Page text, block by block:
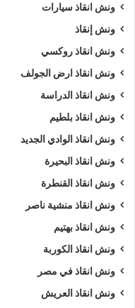
ونش انقاذ سيارات
ونش إنقاذ
ونش انقاذ روكسي
ونش انقاذ ارض الجولف
ونش انقاذ الدراسة
ونش انقاذ بلطيم
ونش انقاذ الوادي الجديد
ونش انقاذ البحيرة
ونش انقاذ القنطرة
ونش انقاذ منشية ناصر
ونش انقاذ بهتيم
ونش انقاذ الكوربة
ونش انقاذ في مصر
ونش انقاذ العريش